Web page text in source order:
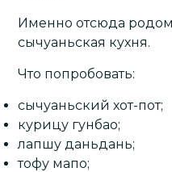
Именно отсюда
сычуаньская кухня.
Что попробовать:
сычуаньский хот-пот;
курицу гунбао;
лапшу даньдань;
тофу мапо;